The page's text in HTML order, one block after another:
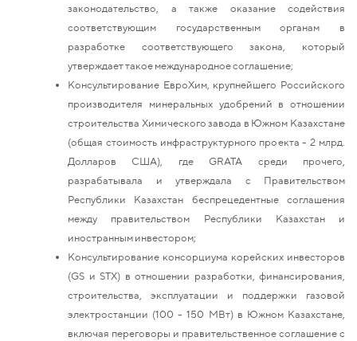
законодательство, а также оказание содействия
соответствующим государственным органам в
разработке соответствующего закона, который
утверждает такое международное соглашение;
Консультирование ЕвроХим, крупнейшего Российского
производителя минеральных удобрений в отношении
строительства Химического завода в Южном Казахстане
(общая стоимость инфраструктурного проекта - 2 млрд.
Долларов США), где GRATA среди прочего,
разрабатывала и утверждала с Правительством
Республики Казахстан беспрецедентные соглашения
между правительством Республики Казахстан и
иностранным инвестором;
Консультирование консорциума корейских инвесторов
(GS и STX) в отношении разработки, финансирования,
строительства, эксплуатации и поддержки газовой
электростанции (100 - 150 МВт) в Южном Казахстане,
включая переговоры и правительственное соглашение с